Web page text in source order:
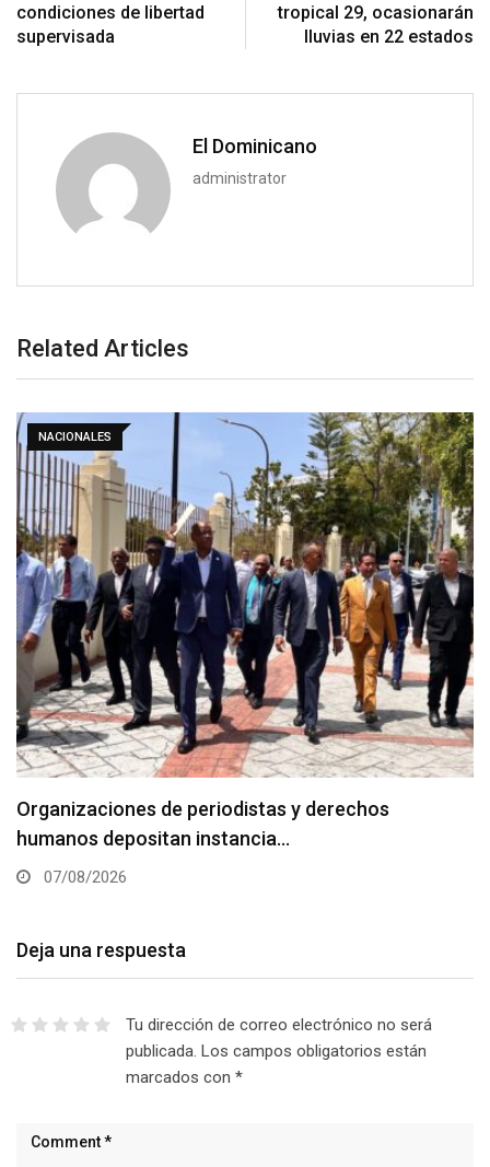
condiciones de libertad
supervisada
tropical 29, ocasionarán
lluvias en 22 estados
El Dominicano
administrator
Related Articles
NACIONALES
Organizaciones de periodistas y derechos
humanos depositan instancia…
07/08/2026
Deja una respuesta
Tu dirección de correo electrónico no será
publicada. Los campos obligatorios están
marcados con *